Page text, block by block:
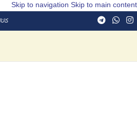
Skip to navigation Skip to main content